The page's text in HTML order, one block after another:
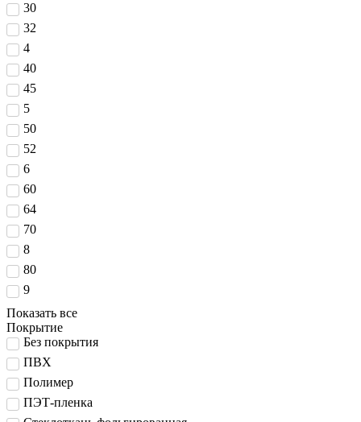
30
32
4
40
45
5
50
52
6
60
64
70
8
80
9
Показать все
Покрытие
Без покрытия
ПВХ
Полимер
ПЭТ-пленка